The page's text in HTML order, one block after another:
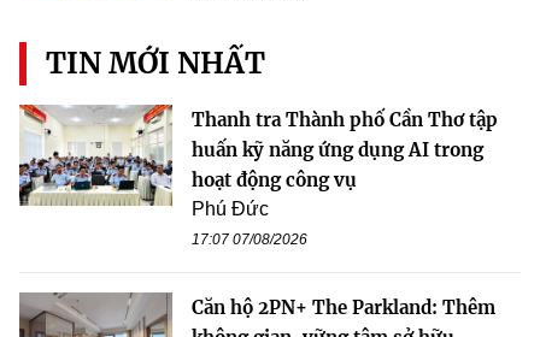
TIN MỚI NHẤT
Thanh tra Thành phố Cần Thơ tập
huấn kỹ năng ứng dụng AI trong
hoạt động công vụ
Phú Đức
17:07 07/08/2026
Căn hộ 2PN+ The Parkland: Thêm